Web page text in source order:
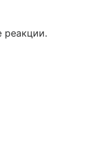
реакции.